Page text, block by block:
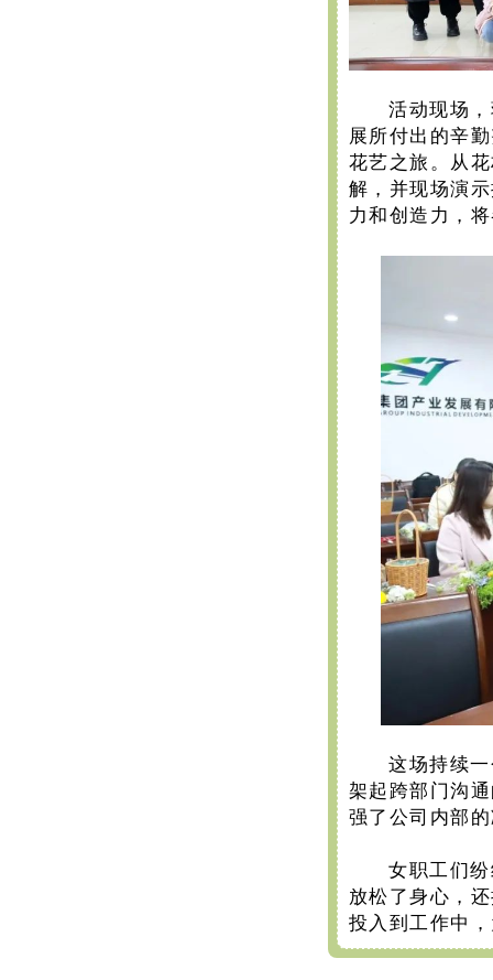
活动现场
展所付出的辛
花艺之旅。从
解，并现场演
力和创造力，
这场持续
架起跨部门沟
强了公司内部
女职工们
放松了身心，
投入到工作中